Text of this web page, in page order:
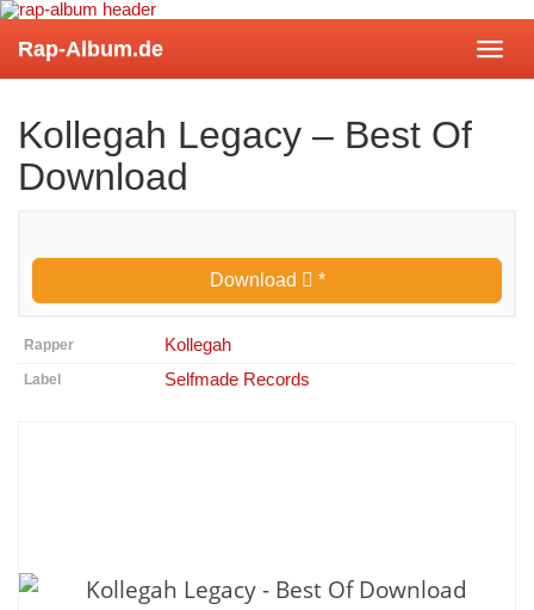
Skip
to
main
content
Rap-Album.de
Kollegah Legacy – Best Of
Download
Download *
Rapper Kollegah
Label Selfmade Records